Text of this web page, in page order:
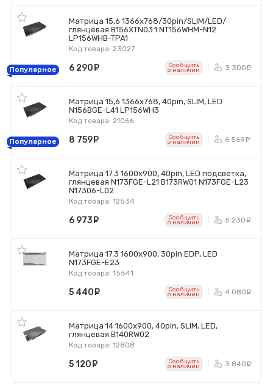
Матрица 15,6 1366x768/30pin/SLIM/LED/
глянцевая B156XTN03.1 NT156WHM-N12
LP156WHB-TPA1
Код товара: 23027
Популярное 6 290 Сообщить
o наличии 3 300
Матрица 15,6 1366x768, 40pin, SLIM, LED
N156BGE-L41 LP156WH3
Код товара: 21066
Популярное 8 759 Сообщить
o наличии 6 569
Матрица 17.3 1600x900, 40pin, LED подсветка,
глянцевая N173FGE-L21 B173RW01 N173FGE-L23
N17306-L02
Код товара: 12534
6 973 Сообщить
o наличии 5 230
Матрица 17.3 1600x900, 30pin EDP, LED
N173FGE-E23
Код товара: 15541
5 440 Сообщить
o наличии 4 080
Матрица 14 1600x900, 40pin, SLIM, LED,
глянцевая B140RW02
Код товара: 12808
5 120 Сообщить
o наличии 3 840